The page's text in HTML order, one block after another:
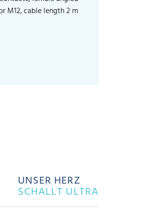
M12, cable length 2 m
UNSER HERZ
SCHALLT ULTRA